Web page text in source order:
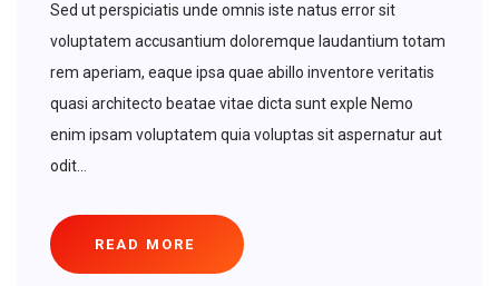
Sed ut perspiciatis unde omnis iste natus error sit
voluptatem accusantium doloremque laudantium totam
rem aperiam, eaque ipsa quae abillo inventore veritatis
quasi architecto beatae vitae dicta sunt exple Nemo
enim ipsam voluptatem quia voluptas sit aspernatur aut
odit...
READ MORE